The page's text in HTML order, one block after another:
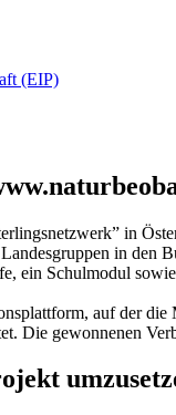
(EIP)
in
in den
ein Schulmodul
auf der die
Die gewonnenen